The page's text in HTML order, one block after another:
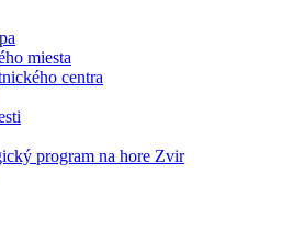
miesta
centra
program na hore Zvir